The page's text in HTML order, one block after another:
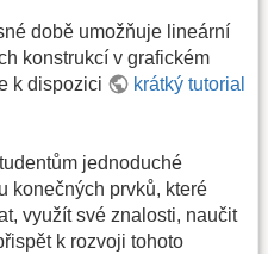
době umožňuje lineární
konstrukcí v grafickém
k dispozici
krátký tutorial
jednoduché
konečných prvků, které
využít své znalosti, naučit
k rozvoji tohoto